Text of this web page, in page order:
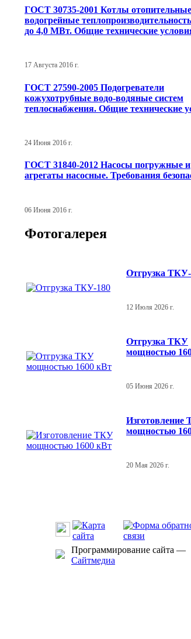
ГОСТ 30735-2001 Котлы отопительные
водогрейные
до 4,0 МВт. Общие технические
17 Августа 2016 г.
ГОСТ 27590-2005 Подогреватели
кожухотрубные водо-водяные систем
теплоснабжения. Общие технические
24 Июня 2016 г.
ГОСТ 31840-2012 Насосы погружные и
агрегаты насосные. Требования
06 Июня 2016 г.
Фотогалерея
Отгрузка
12 Июля 2026 г.
Отгрузка ТКУ
мощностью
05 Июня 2026 г.
Изготовление
мощностью
20 Мая 2026 г.
Программирование сайта —
Сайтмедиа